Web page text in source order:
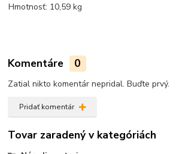
Hmotnosť: 10,59 kg
Komentáre 0
Zatial nikto komentár nepridal. Buďte prvý.
Pridať komentár
Tovar zaradený v kategóriách